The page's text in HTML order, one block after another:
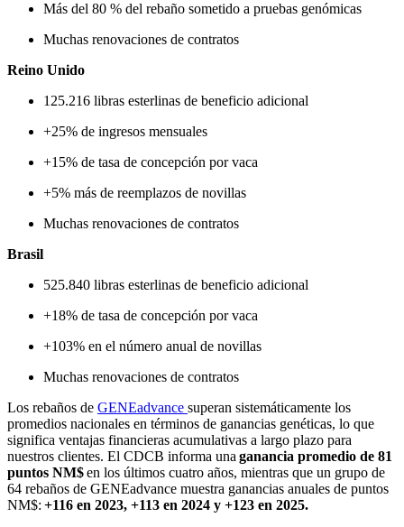
Más del 80 % del rebaño sometido a pruebas genómicas
Muchas renovaciones de contratos
Reino Unido
125.216 libras esterlinas de beneficio adicional
+25% de ingresos mensuales
+15% de tasa de concepción por vaca
+5% más de reemplazos de novillas
Muchas renovaciones de contratos
Brasil
525.840 libras esterlinas de beneficio adicional
+18% de tasa de concepción por vaca
+103% en el número anual de novillas
Muchas renovaciones de contratos
Los rebaños de GENEadvance superan sistemáticamente los
promedios nacionales en términos de ganancias genéticas, lo que
significa ventajas financieras acumulativas a largo plazo para
nuestros clientes. El CDCB informa unaganancia promedio de 81
puntos NM$en los últimos cuatro años, mientras que un grupo de
64 rebaños de GENEadvance muestra ganancias anuales de puntos
NM$: +116 en 2023, +113 en 2024 y +123 en 2025.